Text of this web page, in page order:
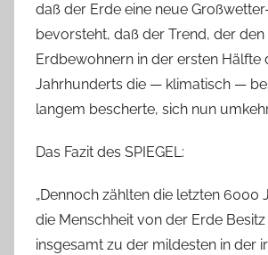
daß der Erde eine neue
bevorsteht, daß der Trend, der den
Erdbewohnern in der ersten Hälfte
Jahrhunderts die — klimatisch —
langem bescherte, sich nun
Das Fazit des SPIEGEL:
„Dennoch zählten die letzten 6000
die Menschheit von der Erde Besitz
insgesamt zu der mildesten in der